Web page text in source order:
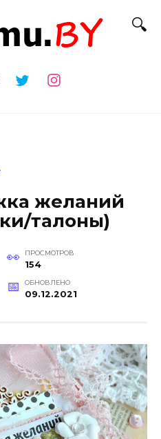
желаний
талоны)
ПРОСМОТРОВ
154
ОБНОВЛЕНО
09.12.2021